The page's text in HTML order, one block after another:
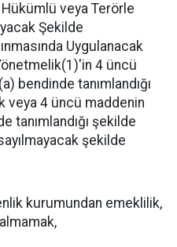
veya Terörle
Şekilde
Uygulanacak
4 üncü
bendinde tanımlandığı
veya 4 üncü maddenin
tanımlandığı şekilde
şekilde
kurumundan emeklilik,